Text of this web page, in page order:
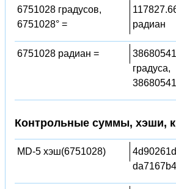
6751028 градусов,
6751028° =
радиан
6751028 радиан =
градуса,
Контрольные суммы, хэши,
MD-5 хэш(6751028)